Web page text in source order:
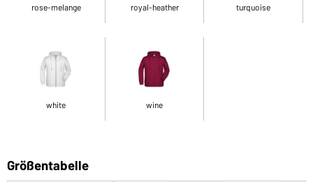
rose-melange royal-heather turquoise
white wine
Größentabelle